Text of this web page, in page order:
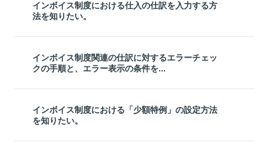
インボイス制度における仕入の仕訳を入力する方
法を知りたい。
インボイス制度関連の仕訳に対するエラーチェッ
クの手順と、エラー表示の条件を...
インボイス制度における「少額特例」の設定方法
を知りたい。